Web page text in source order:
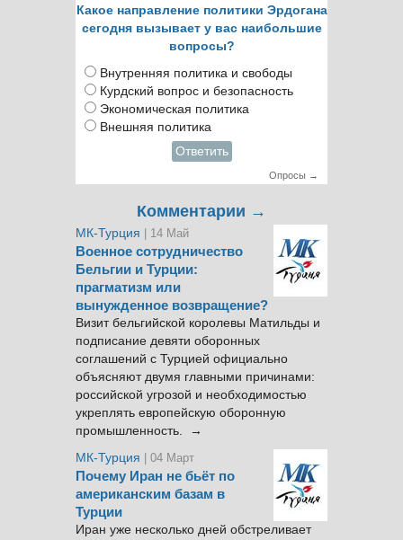
Какое направление политики Эрдогана
сегодня вызывает у вас наибольшие
вопросы?
Внутренняя политика и свободы
Курдский вопрос и безопасность
Экономическая политика
Внешняя политика
Ответить
Опросы →
Комментарии →
МК-Турция | 14 Май
Военное сотрудничество
Бельгии и Турции:
прагматизм или
вынужденное возвращение?
Визит бельгийской королевы Матильды и
подписание девяти оборонных
соглашений с Турцией официально
объясняют двумя главными причинами:
российской угрозой и необходимостью
укреплять европейскую оборонную
промышленность. →
МК-Турция
| 04 Март
Почему Иран не бьёт по
американским базам в
Турции
Иран уже несколько дней обстреливает